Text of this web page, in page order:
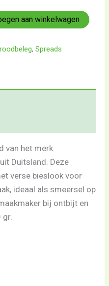
aan winkelwagen
,Spreads
van het merk
Duitsland. Deze
verse bieslook voor
ideaal als smeersel op
bij ontbijt en